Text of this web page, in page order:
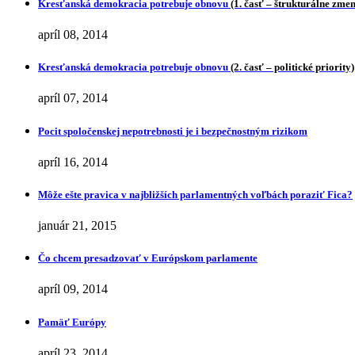
Kresťanská demokracia potrebuje obnovu (1. časť – štrukturálne
apríl 08, 2014
Kresťanská demokracia potrebuje obnovu (2. časť – politické priority)
apríl 07, 2014
Pocit spoločenskej nepotrebnosti je i bezpečnostným rizikom
apríl 16, 2014
Môže ešte pravica v najbližších parlamentných voľbách poraziť Fica?
január 21, 2015
Čo chcem presadzovať v Európskom parlamente
apríl 09, 2014
Pamäť Európy